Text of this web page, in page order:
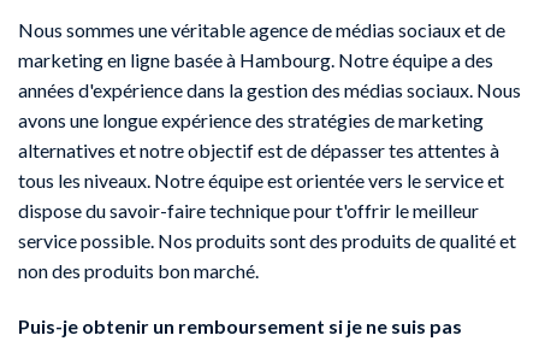
Nous sommes une véritable agence de médias sociaux et de
marketing en ligne basée à Hambourg. Notre équipe a des
années d'expérience dans la gestion des médias sociaux. Nous
avons une longue expérience des stratégies de marketing
alternatives et notre objectif est de dépasser tes attentes à
tous les niveaux. Notre équipe est orientée vers le service et
dispose du savoir-faire technique pour t'offrir le meilleur
service possible. Nos produits sont des produits de qualité et
non des produits bon marché.
Puis-je obtenir un remboursement si je ne suis pas